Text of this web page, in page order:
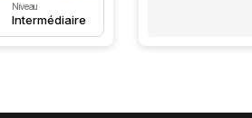
Niveau
Intermédiaire